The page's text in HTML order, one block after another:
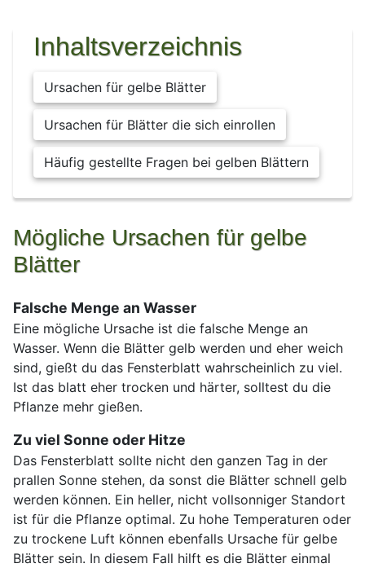
Inhaltsverzeichnis
Ursachen für gelbe Blätter
Ursachen für Blätter die sich einrollen
Häufig gestellte Fragen bei gelben Blättern
Mögliche Ursachen für gelbe
Blätter
Falsche Menge an Wasser
Eine mögliche Ursache ist die falsche Menge an
Wasser. Wenn die Blätter gelb werden und eher weich
sind, gießt du das Fensterblatt wahrscheinlich zu viel.
Ist das blatt eher trocken und härter, solltest du die
Pflanze mehr gießen.
Zu viel Sonne oder Hitze
Das Fensterblatt sollte nicht den ganzen Tag in der
prallen Sonne stehen, da sonst die Blätter schnell gelb
werden können. Ein heller, nicht vollsonniger Standort
ist für die Pflanze optimal. Zu hohe Temperaturen oder
zu trockene Luft können ebenfalls Ursache für gelbe
Blätter sein. In diesem Fall hilft es die Blätter einmal